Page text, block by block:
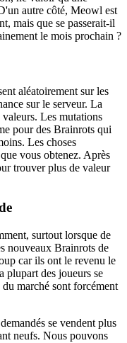
autre côté, Meowl est
mais que se passerait-il
le mois prochain ?
aléatoirement sur les
sur le serveur. La
Les mutations
pour des Brainrots qui
Les choses
vous obtenez. Après
trouver plus de valeur
surtout lorsque de
nouveaux Brainrots de
car ils ont le revenu le
plupart des joueurs se
marché sont forcément
se vendent plus
neufs. Nous pouvons